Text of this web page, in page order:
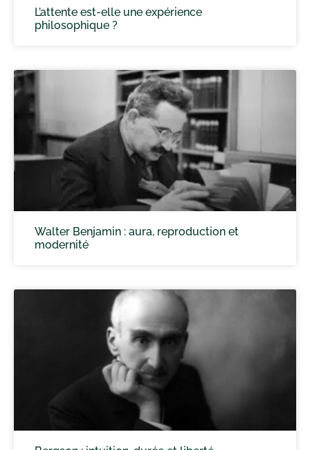
L’attente est-elle une expérience
philosophique ?
Walter Benjamin : aura, reproduction et
modernité